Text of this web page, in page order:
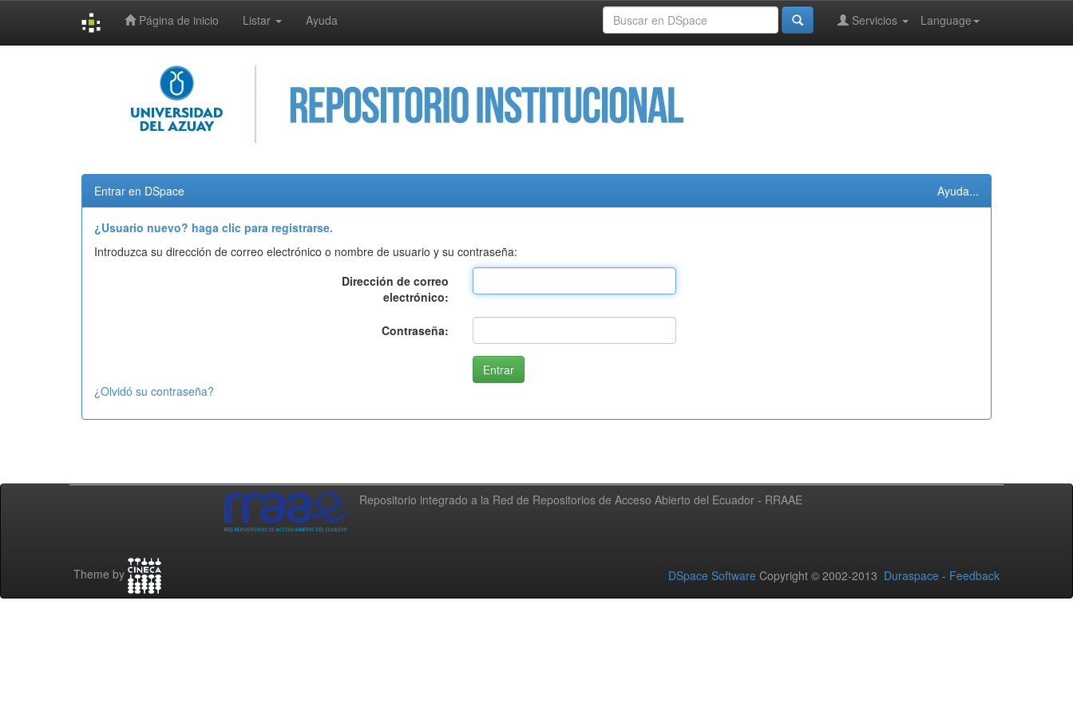
Página de inicio Listar Ayuda Language
Servicios
Entrar en DSpace Ayuda...
¿Usuario nuevo? haga clic para registrarse.
Introduzca su dirección de correo electrónico o nombre de usuario y su contraseña:
Dirección de correo
electrónico:
Contraseña:
¿Olvidó su contraseña?
Repositorio integrado a la Red de Repositorios de Acceso Abierto del Ecuador - RRAAE
Theme by DSpace Software Copyright © 2002-2013 Duraspace - Feedback